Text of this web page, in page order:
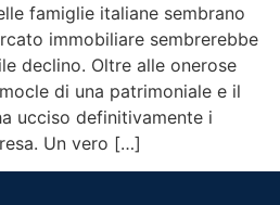
famiglie italiane sembrano
immobiliare sembrerebbe
declino. Oltre alle onerose
di una patrimoniale e il
ucciso definitivamente i
Un vero […]